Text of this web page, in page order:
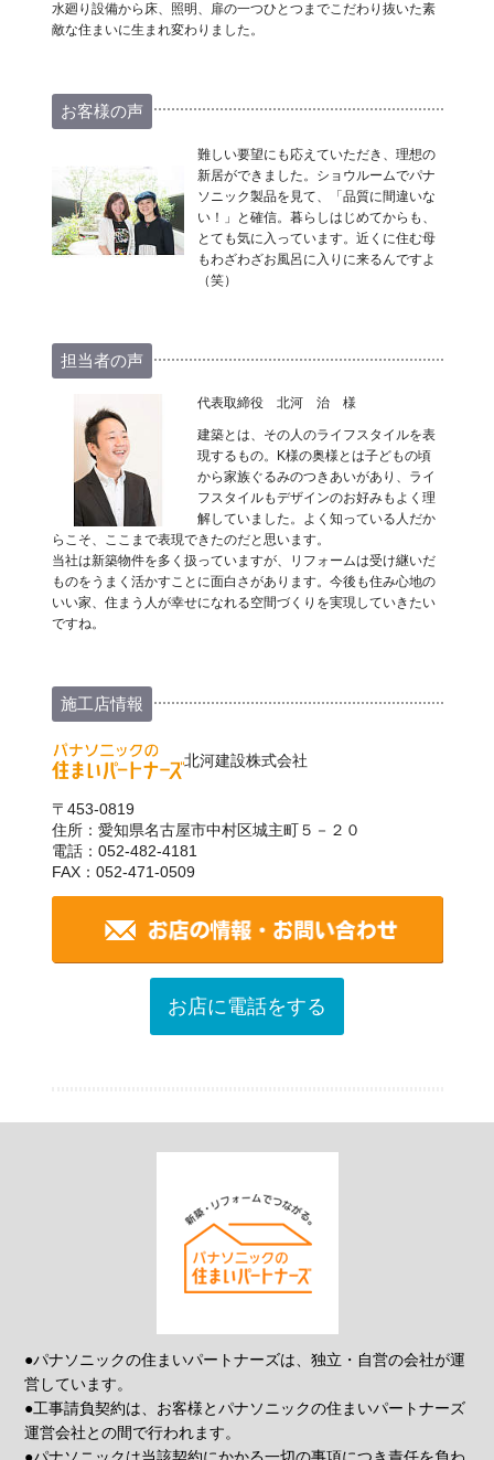
水廻り設備から床、照明、扉の一つひとつまでこだわり抜いた素
敵な住まいに生まれ変わりました。
お客様の声
難しい要望にも応えていただき、理想の
新居ができました。ショウルームでパナ
ソニック製品を見て、「品質に間違いな
い！」と確信。暮らしはじめてからも、
とても気に入っています。近くに住む母
もわざわざお風呂に入りに来るんですよ
（笑）
担当者の声
代表取締役 北河 治 様
建築とは、その人のライフスタイルを表
現するもの。K様の奥様とは子どもの頃
から家族ぐるみのつきあいがあり、ライ
フスタイルもデザインのお好みもよく理
解していました。よく知っている人だか
らこそ、ここまで表現できたのだと思います。
当社は新築物件を多く扱っていますが、リフォームは受け継いだ
ものをうまく活かすことに面白さがあります。今後も住み心地の
いい家、住まう人が幸せになれる空間づくりを実現していきたい
ですね。
施工店情報
北河建設株式会社
〒453-0819
住所：愛知県名古屋市中村区城主町５－２０
電話：052-482-4181
FAX：052-471-0509
お店に電話をする
●パナソニックの住まいパートナーズは、独立・自営の会社が運
営しています。
●工事請負契約は、お客様とパナソニックの住まいパートナーズ
運営会社との間で行われます。
●パナソニックは当該契約にかかる一切の事項につき責任を負わ